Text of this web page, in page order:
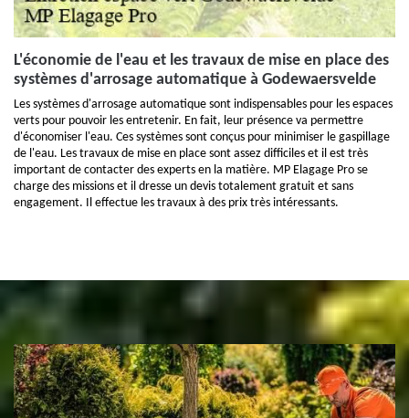
L'économie de l'eau et les travaux de mise en place des
systèmes d'arrosage automatique à Godewaersvelde
Les systèmes d'arrosage automatique sont indispensables pour les espaces
verts pour pouvoir les entretenir. En fait, leur présence va permettre
d'économiser l'eau. Ces systèmes sont conçus pour minimiser le gaspillage
de l'eau. Les travaux de mise en place sont assez difficiles et il est très
important de contacter des experts en la matière. MP Elagage Pro se
charge des missions et il dresse un devis totalement gratuit et sans
engagement. Il effectue les travaux à des prix très intéressants.